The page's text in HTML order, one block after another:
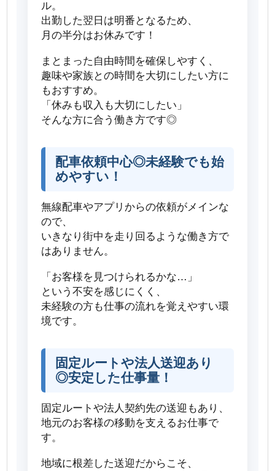
ル。
出勤した翌日は明番となるため、
月の半分はお休みです！
まとまった自由時間を確保しやすく、
趣味や家族との時間を大切にしたい方に
もおすすめ。
「休みも収入も大切にしたい」
そんな方に合う働き方です◎
配車依頼中心◎未経験でも始
めやすい！
無線配車やアプリからの依頼がメインな
ので、
いきなり街中を走り回るような働き方で
はありません。
「お客様を見つけられるかな…」
という不安を感じにくく、
未経験の方も仕事の流れを覚えやすい環
境です。
固定ルートや法人送迎あり
◎安定した仕事量！
固定ルートや法人契約先の送迎もあり、
地元のお客様の移動を支えるお仕事で
す。
地域に根差した送迎だからこそ、